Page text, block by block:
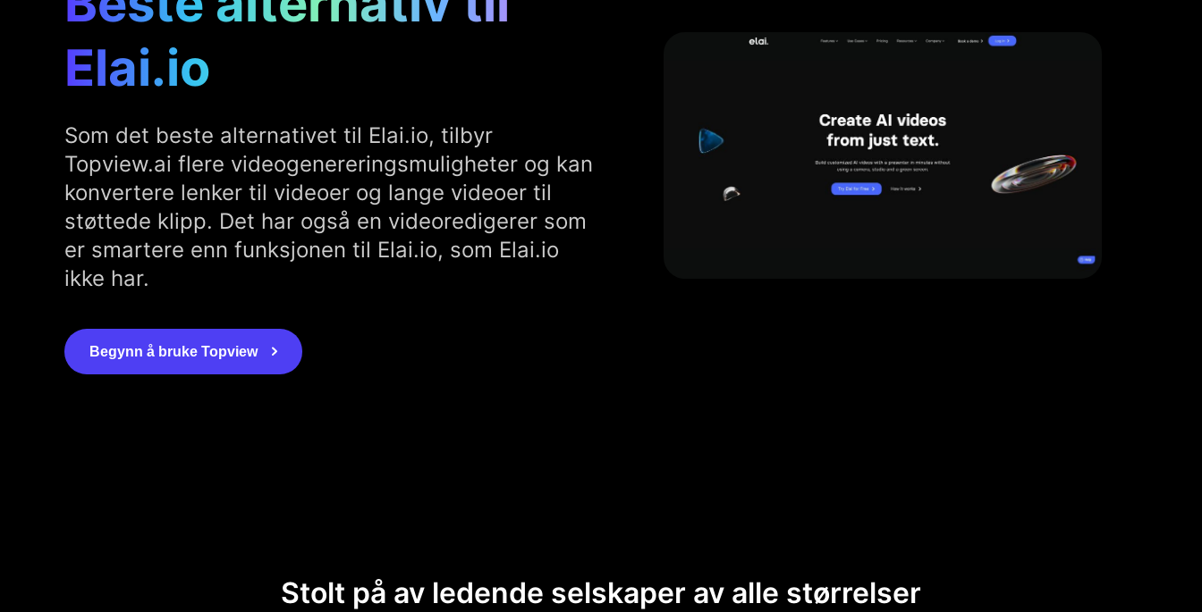
Elai.io
Som det beste alternativet til Elai.io, tilbyr
Topview.ai flere videogenereringsmuligheter og kan
konvertere lenker til videoer og lange videoer til
støttede klipp. Det har også en videoredigerer som
er smartere enn funksjonen til Elai.io, som Elai.io
ikke har.
Begynn å bruke Topview
Stolt på av ledende selskaper av alle størrelser